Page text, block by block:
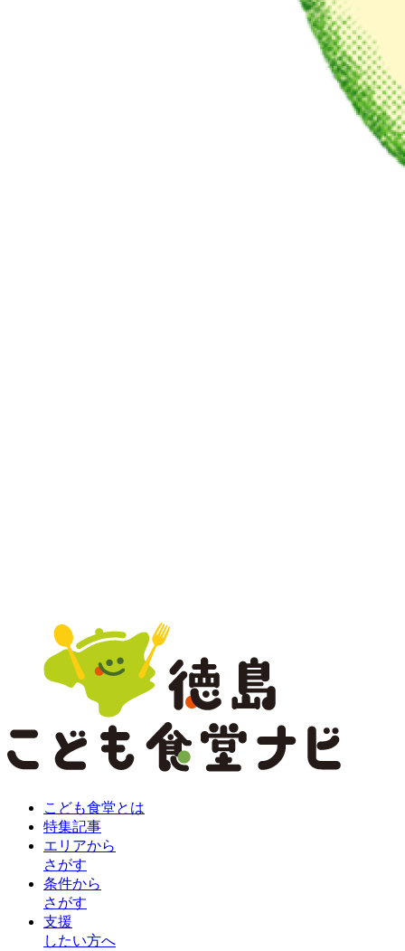
こども食堂とは
特集記事
エリアから
さがす
条件から
さがす
支援
したい方へ